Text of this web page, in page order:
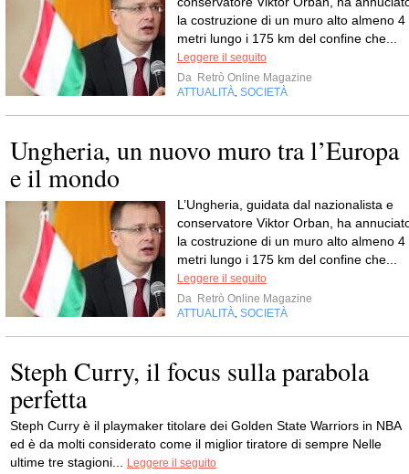
la costruzione di un muro alto almeno 4
metri lungo i 175 km del confine che...
Leggere il seguito
Da Retrò Online Magazine
ATTUALITÀ SOCIETÀ
Ungheria, un nuovo muro tra l’Europa
e il mondo
L’Ungheria, guidata dal nazionalista e
conservatore Viktor Orban, ha
la costruzione di un muro alto almeno 4
metri lungo i 175 km del confine che...
Leggere il seguito
Da Retrò Online Magazine
ATTUALITÀ SOCIETÀ
Steph Curry, il focus sulla parabola
perfetta
Steph Curry è il playmaker titolare dei Golden State Warriors in NBA
ed è da molti considerato come il miglior tiratore di sempre Nelle
ultime tre stagioni...
Leggere il seguito